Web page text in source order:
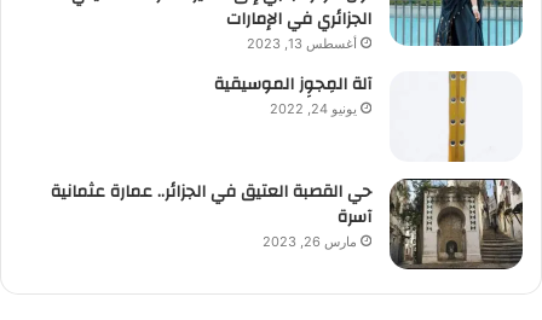
الجزائري في الإمارات
أغسطس 13, 2023
آلة المِجوِز الموسيقية‎‎
يونيو 24, 2022
حي القصبة العتيق في الجزائر.. عمارة عثمانية
آسرة
مارس 26, 2023